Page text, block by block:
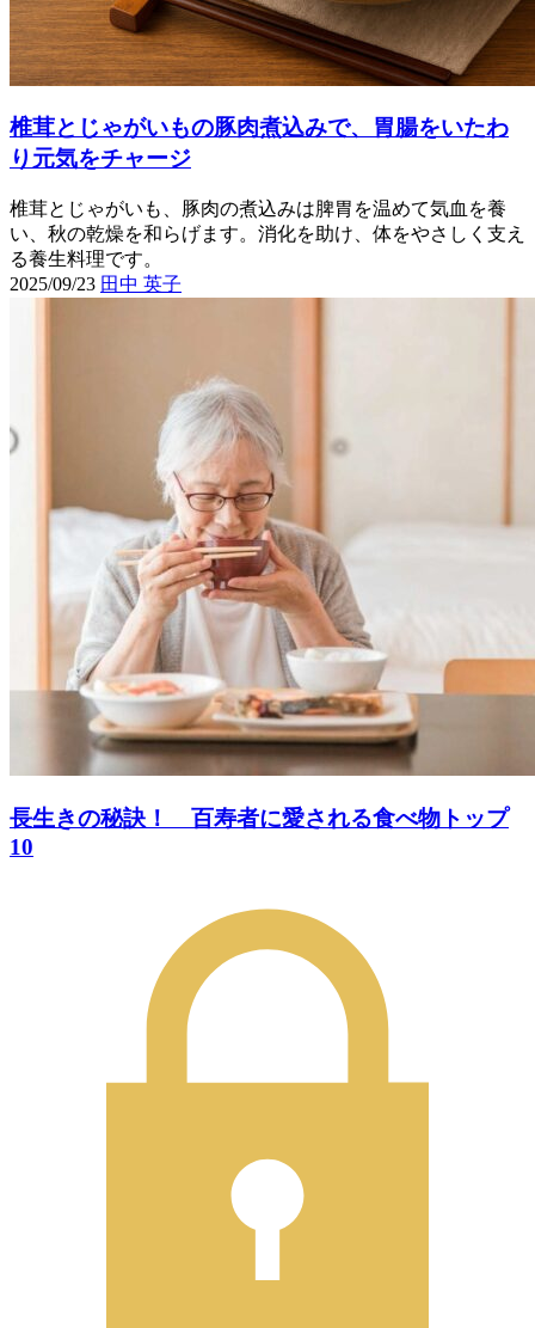
椎茸とじゃがいもの豚肉煮込みで、胃腸をいたわ
り元気をチャージ
椎茸とじゃがいも、豚肉の煮込みは脾胃を温めて気血を養
い、秋の乾燥を和らげます。消化を助け、体をやさしく支え
る養生料理です。
2025/09/23 田中 英子
長生きの秘訣！ 百寿者に愛される食べ物トップ
10